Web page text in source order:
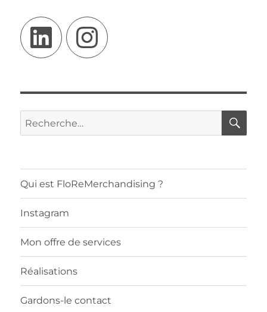
LinkedIn Instagram
Recherche
pour :
Qui est FloReMerchandising ?
Instagram
Mon offre de services
Réalisations
Gardons-le contact